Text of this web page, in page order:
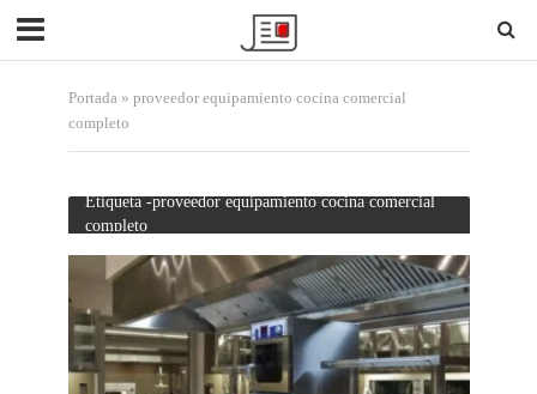
Portada» proveedor equipamiento cocina comercial
completo
Etiqueta -proveedor equipamiento cocina comercial
completo